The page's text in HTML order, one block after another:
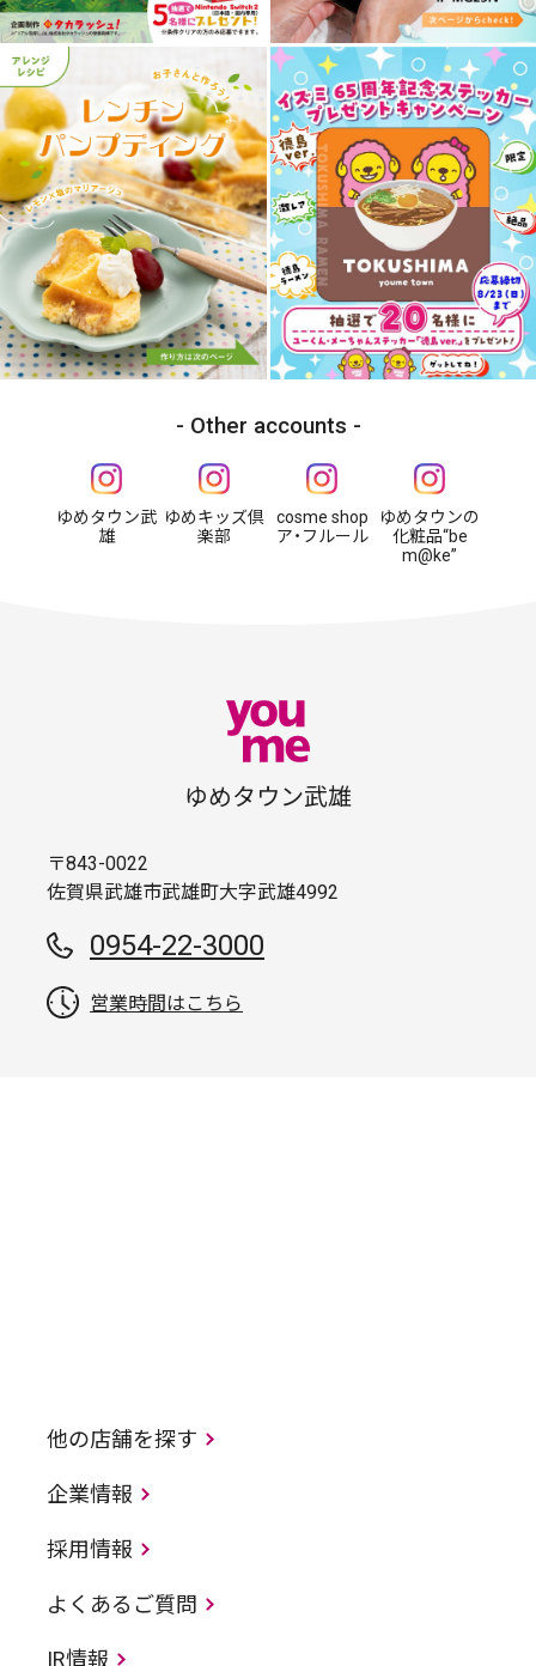
Other accounts
ゆめタウン武
雄
ゆめキッズ倶
楽部
cosme shop
ア・フルール
ゆめタウンの
化粧品“be
m@ke”
ゆめタウン武雄
〒843-0022
佐賀県武雄市武雄町大字武雄4992
0954-22-3000
営業時間はこちら
他の店舗を探す
企業情報
採用情報
よくあるご質問
IR情報